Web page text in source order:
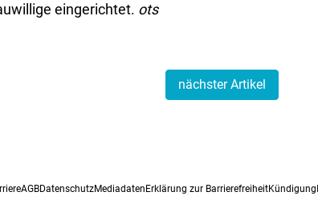
eingerichtet. ots
nächster Artikel
AGBDatenschutzMediadaten Erklärung zur BarrierefreiheitKündigung